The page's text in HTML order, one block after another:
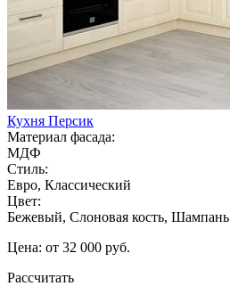
Кухня Персик
Материал фасада:
МДФ
Стиль:
Евро, Классический
Цвет:
Бежевый, Слоновая кость, Шампань
Цена: от 32 000 руб.
Рассчитать